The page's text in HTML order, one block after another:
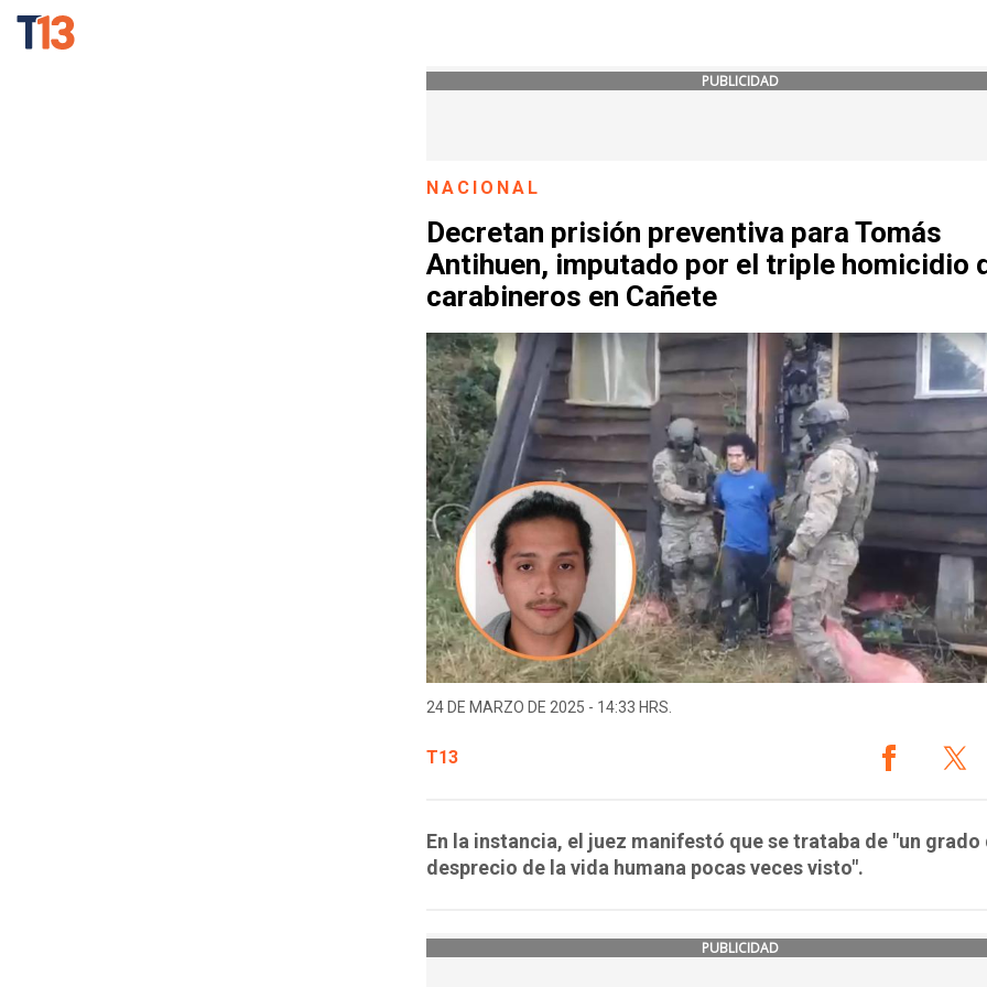
PUBLICIDAD
NACIONAL
Decretan prisión preventiva para Tomás
Antihuen, imputado por el triple homicidio
carabineros en Cañete
24 DE MARZO DE 2025 - 14:33 HRS.
T13
En la instancia, el juez manifestó que se trataba de "un grado
desprecio de la vida humana pocas veces visto".
PUBLICIDAD